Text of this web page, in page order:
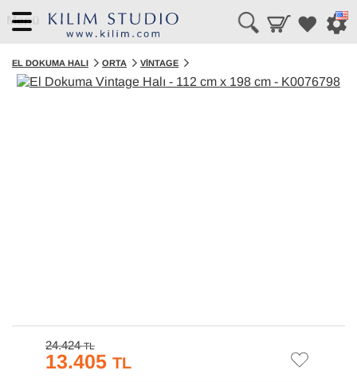
Menü
EL DOKUMA HALI ORTA VINTAGE
24.424TL
13.405 TL